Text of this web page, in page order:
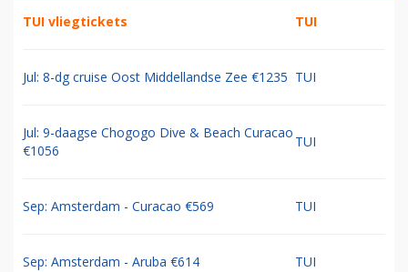
TUI vliegtickets TUI
Jul: 8-dg cruise Oost Middellandse Zee €1235 TUI
Jul: 9-daagse Chogogo Dive & Beach Curacao
€1056
TUI
Sep: Amsterdam - Curacao €569 TUI
Sep: Amsterdam - Aruba €614 TUI